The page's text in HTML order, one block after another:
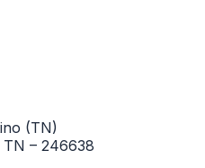
(TN)
– 246638